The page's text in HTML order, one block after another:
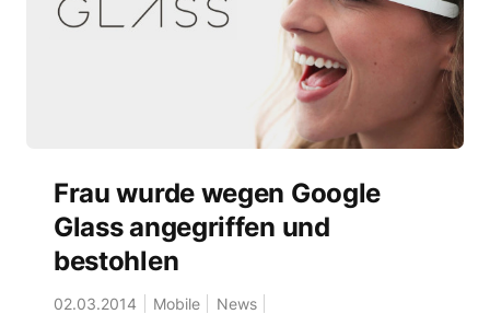
Frau wurde wegen Google
Glass angegriffen und
bestohlen
02.03.2014 Mobile News